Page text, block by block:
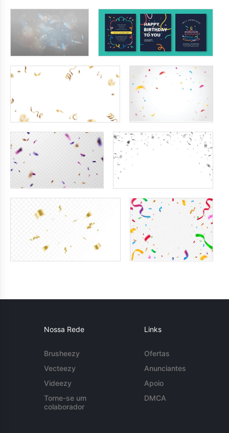
Nossa Rede
Brusheezy
Vecteezy
Videezy
Torne-se um
colaborador
Links
Ofertas
Anunciantes
Apoio
DMCA